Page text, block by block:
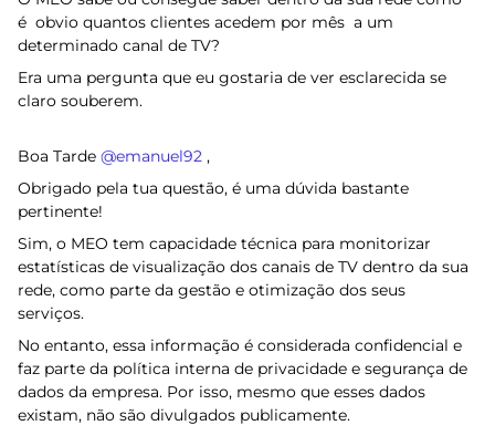
é obvio quantos clientes acedem por mês a um
determinado canal de TV?
Era uma pergunta que eu gostaria de ver esclarecida se
claro souberem.
Boa Tarde ​ @emanuel92 ,
Obrigado pela tua questão, é uma dúvida bastante
pertinente!
Sim, o MEO tem capacidade técnica para monitorizar
estatísticas de visualização dos canais de TV dentro da sua
rede, como parte da gestão e otimização dos seus
serviços.
No entanto, essa informação é considerada confidencial e
faz parte da política interna de privacidade e segurança de
dados da empresa. Por isso, mesmo que esses dados
existam, não são divulgados publicamente.